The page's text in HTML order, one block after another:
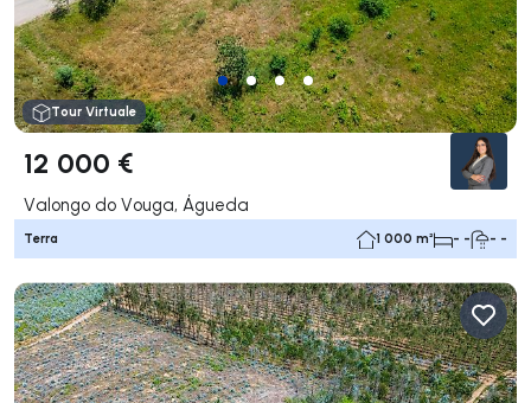
Tour Virtuale
12 000 €
Valongo do Vouga, Águeda
Terra 1 000 m² - - - -